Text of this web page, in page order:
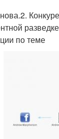
по теме